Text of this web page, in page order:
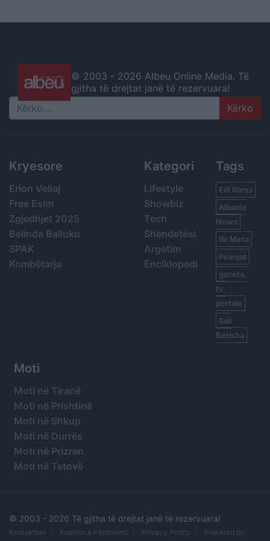
© 2003 - 2026 Albeu Online Media. Të
gjitha të drejtat janë të rezervuara!
Search
Kryesore
Erion Veliaj
Free Esim
Zgjedhjet 2025
Belinda Balluku
SPAK
Kombëtarja
Kategori
Lifestyle
Showbiz
Tech
Shëndetësi
Argetim
Enciklopedi
Tags
Edi Rama
Albania
News
Ilir Meta
Piranjat
gazeta,
tv,
portale
Sali
Berisha
Moti
Moti në Tiranë
Moti në Prishtinë
Moti në Shkup
Moti në Durrës
Moti në Prizren
Moti në Tetovë
© 2003 - 2026 Të gjitha të drejtat janë të rezervuara!
Kontaktoni Kushtet e Përdorimit Privacy Policy Powered by: